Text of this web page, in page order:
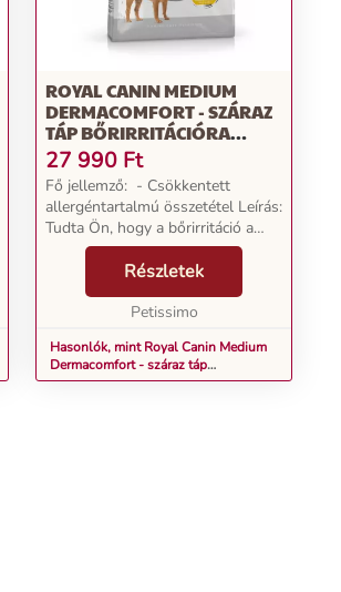
ROYAL CANIN MEDIUM
DERMACOMFORT - SZÁRAZ
TÁP BŐRIRRITÁCIÓRA
HAJLAMOS, KÖZEPES
TESTŰ FELNŐTT KUTYÁK
RÉSZÉRE 12 KG
27 990 Ft
Fő jellemző: - Csökkentett
allergéntartalmú összetétel Leírás:
Tudta Ön, hogy a bőrirritáció a
leggyakoribb oka annak, hogy a
kutyákat állatorvoshoz viszik? Az
érzékeny, viszketeg bőr
vakarózáshoz ve...
Részletek
Petissimo
Hasonlók, mint Royal Canin Medium
Dermacomfort - száraz táp
bőrirritációra hajlamos, közepes testű